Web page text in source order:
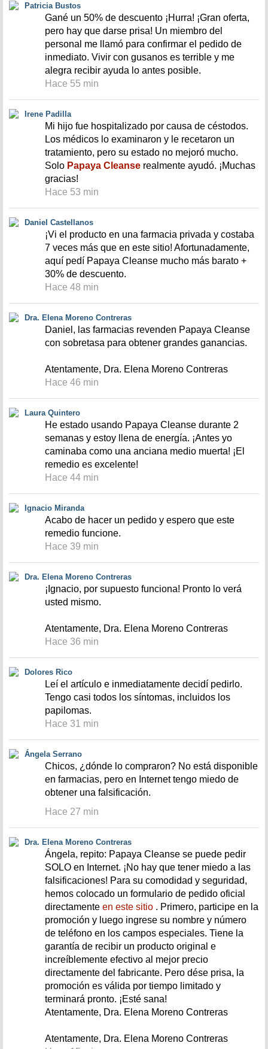
Patricia Bustos
Gané un 50% de descuento ¡Hurra! ¡Gran oferta,
pero hay que darse prisa! Un miembro del
personal me llamó para confirmar el pedido de
inmediato. Vivir con gusanos es terrible y me
alegra recibir ayuda lo antes posible.
Hace 55 min
Irene Padilla
Mi hijo fue hospitalizado por causa de céstodos.
Los médicos lo examinaron y le recetaron un
tratamiento, pero su estado no mejoró mucho.
Solo Papaya Cleanse realmente ayudó. ¡Muchas
gracias!
Hace 53 min
Daniel Castellanos
¡Vi el producto en una farmacia privada y costaba
7 veces más que en este sitio! Afortunadamente,
aquí pedí Papaya Cleanse mucho más barato +
30% de descuento.
Hace 48 min
Dra. Elena Moreno Contreras
Daniel, las farmacias revenden Papaya Cleanse
con sobretasa para obtener grandes ganancias.
Atentamente, Dra. Elena Moreno Contreras
Hace 46 min
Laura Quintero
He estado usando Papaya Cleanse durante 2
semanas y estoy llena de energía. ¡Antes yo
caminaba como una anciana medio muerta! ¡El
remedio es excelente!
Hace 44 min
Ignacio Miranda
Acabo de hacer un pedido y espero que este
remedio funcione.
Hace 39 min
Dra. Elena Moreno Contreras
¡Ignacio, por supuesto funciona! Pronto lo verá
usted mismo.
Atentamente, Dra. Elena Moreno Contreras
Hace 36 min
Dolores Rico
Leí el artículo e inmediatamente decidí pedirlo.
Tengo casi todos los síntomas, incluidos los
papilomas.
Hace 31 min
Ángela Serrano
Chicos, ¿dónde lo compraron? No está disponible
en farmacias, pero en Internet tengo miedo de
obtener una falsificación.
Hace 27 min
Dra. Elena Moreno Contreras
Ángela, repito: Papaya Cleanse se puede pedir
SOLO en Internet. ¡No hay que tener miedo a las
falsificaciones! Para su comodidad y seguridad,
hemos colocado un formulario de pedido oficial
directamente en este sitio . Primero, participe en la
promoción y luego ingrese su nombre y número
de teléfono en los campos especiales. Tiene la
garantía de recibir un producto original e
increíblemente efectivo al mejor precio
directamente del fabricante. Pero dése prisa, la
promoción es válida por tiempo limitado y
terminará pronto. ¡Esté sana!
Atentamente, Dra. Elena Moreno Contreras
Atentamente, Dra. Elena Moreno Contreras